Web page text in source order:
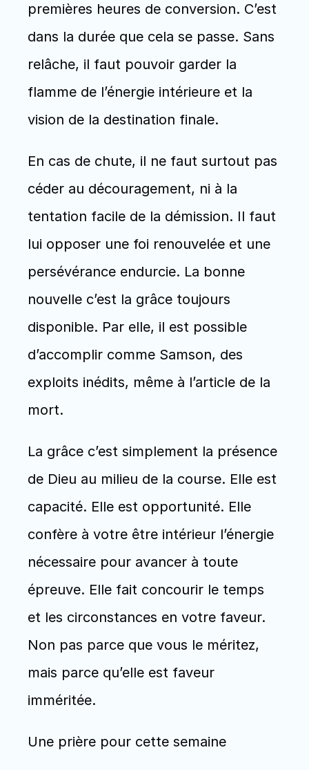
premières heures de conversion. C’est
dans la durée que cela se passe. Sans
relâche, il faut pouvoir garder la
flamme de l’énergie intérieure et la
vision de la destination finale.
En cas de chute, il ne faut surtout pas
céder au découragement, ni à la
tentation facile de la démission. Il faut
lui opposer une foi renouvelée et une
persévérance endurcie. La bonne
nouvelle c’est la grâce toujours
disponible. Par elle, il est possible
d’accomplir comme Samson, des
exploits inédits, même à l’article de la
mort.
La grâce c’est simplement la présence
de Dieu au milieu de la course. Elle est
capacité. Elle est opportunité. Elle
confère à votre être intérieur l’énergie
nécessaire pour avancer à toute
épreuve. Elle fait concourir le temps
et les circonstances en votre faveur.
Non pas parce que vous le méritez,
mais parce qu’elle est faveur
imméritée.
Une prière pour cette semaine